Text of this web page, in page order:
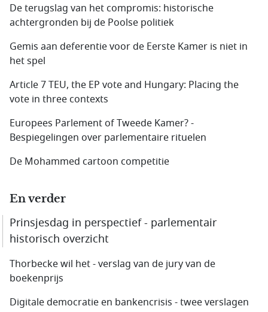
De terugslag van het compromis: historische
achtergronden bij de Poolse politiek
Gemis aan deferentie voor de Eerste Kamer is niet in
het spel
Article 7 TEU, the EP vote and Hungary: Placing the
vote in three contexts
Europees Parlement of Tweede Kamer? -
Bespiegelingen over parlementaire rituelen
De Mohammed cartoon competitie
En verder
Prinsjesdag in perspectief - parlementair
historisch overzicht
Thorbecke wil het - verslag van de jury van de
boekenprijs
Digitale democratie en bankencrisis - twee verslagen